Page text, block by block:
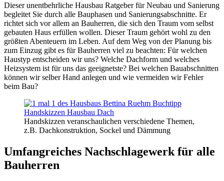
Dieser unentbehrliche Hausbau Ratgeber für Neubau und Sanierung
begleitet Sie durch alle Bauphasen und Sanierungsabschnitte. Er
richtet sich vor allem an Bauherren, die sich den Traum vom selbst
gebauten Haus erfüllen wollen. Dieser Traum gehört wohl zu den
größten Abenteuern im Leben. Auf dem Weg von der Planung bis
zum Einzug gibt es für Bauherren viel zu beachten: Für welchen
Haustyp entscheiden wir uns? Welche Dachform und welches
Heizsystem ist für uns das geeignetste? Bei welchen Bauabschnitten
können wir selber Hand anlegen und wie vermeiden wir Fehler
beim Bau?
Ha­nd­sk­iz­zen ver­an­schau­li­chen ver­schie­de­ne The­men,
z.B. Dach­konst­ruk­ti­on, So­ckel und Dämmung
Umfangreiches Nachschlagewerk für alle
Bauherren